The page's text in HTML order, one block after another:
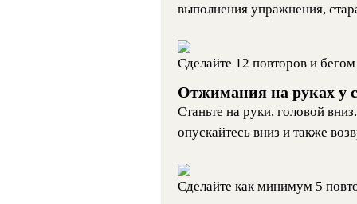
выполнения упражнения,
Сделайте 12 повторов и
Отжимания на руках у
Станьте на руки, головой
опускайтесь вниз и также
Сделайте как минимум 5